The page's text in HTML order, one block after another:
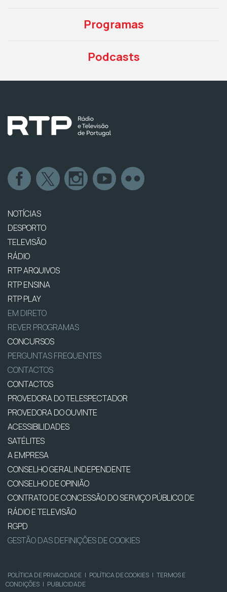
Programas
Podcasts
NOTÍCIAS
DESPORTO
TELEVISÃO
RÁDIO
RTP ARQUIVOS
RTP ENSINA
RTP PLAY
EM DIRETO
REVER PROGRAMAS
CONCURSOS
PERGUNTAS FREQUENTES
CONTACTOS
CONTACTOS
PROVEDORA DO TELESPECTADOR
PROVEDORA DO OUVINTE
ACESSIBILIDADES
SATÉLITES
A EMPRESA
CONSELHO GERAL INDEPENDENTE
CONSELHO DE OPINIÃO
CONTRATO DE CONCESSÃO DO SERVIÇO PÚBLICO DE
RÁDIO E TELEVISÃO
RGPD
GESTÃO DAS DEFINIÇÕES DE COOKIES
POLÍTICA DE PRIVACIDADE | POLÍTICA DE COOKIES | TERMOS E
CONDIÇÕES | PUBLICIDADE